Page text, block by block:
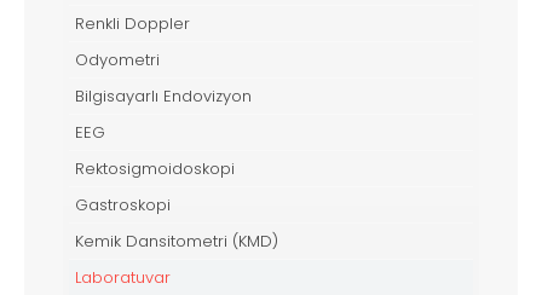
Renkli Doppler
Odyometri
Bilgisayarlı Endovizyon
EEG
Rektosigmoidoskopi
Gastroskopi
Kemik Dansitometri (KMD)
Laboratuvar